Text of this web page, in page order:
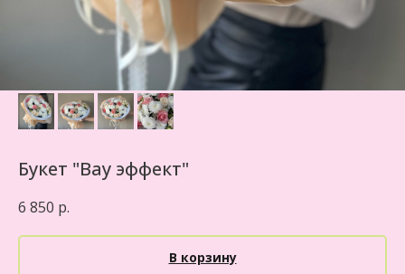
Букет "Вау эффект"
6 850 р.
В корзину